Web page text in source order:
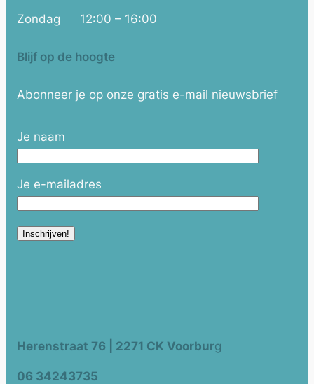
Zondag 12:00 – 16:00
Blijf op de hoogte
Abonneer je op onze gratis e-mail nieuwsbrief
Je naam
Je e-mailadres
Herenstraat 76 | 2271 CK Voorburg
06 34243735